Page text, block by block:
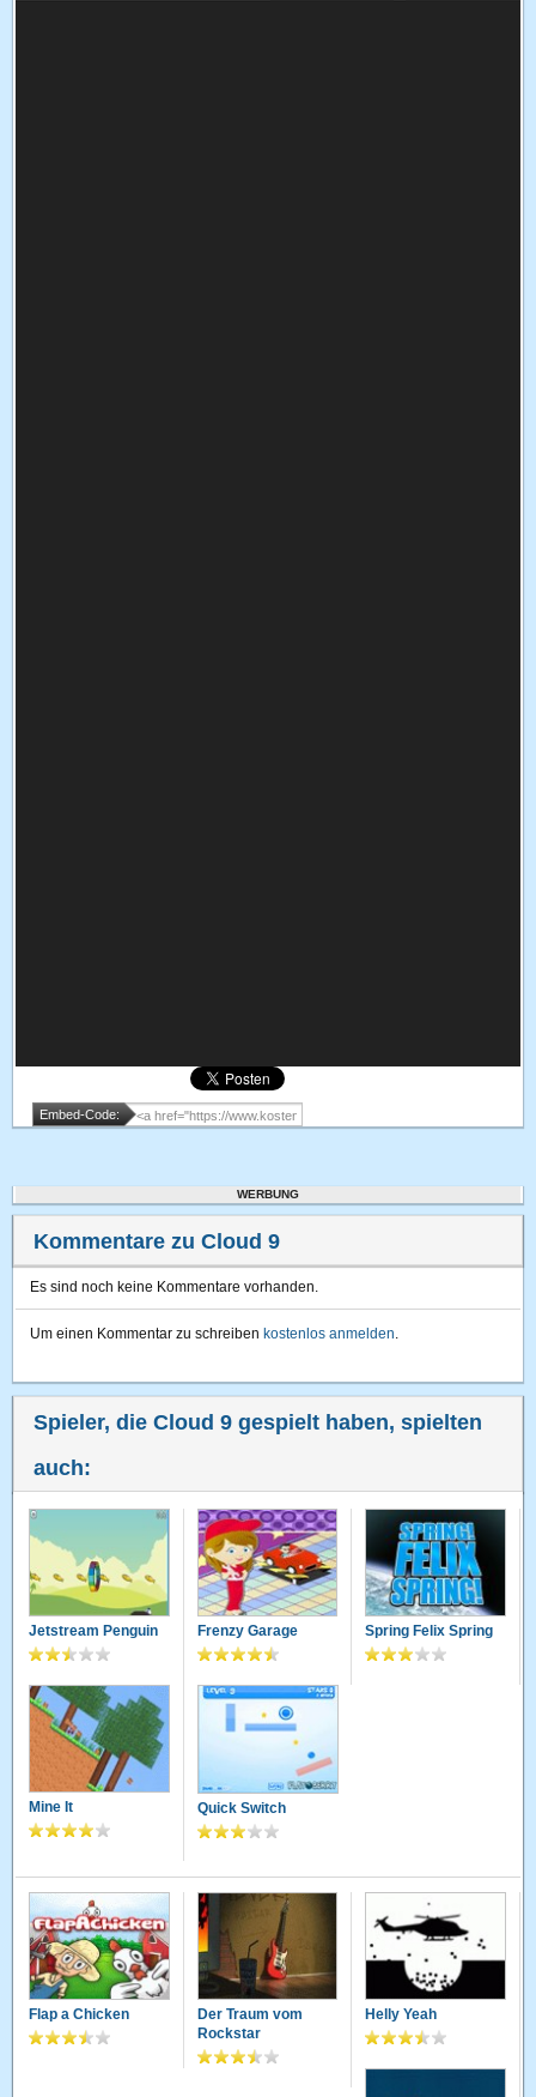
Embed-Code:
WERBUNG
Kommentare zu Cloud 9
Es sind noch keine Kommentare vorhanden.
Um einen Kommentar zu schreiben kostenlos anmelden.
Spieler, die Cloud 9 gespielt haben, spielten
auch:
Jetstream Penguin Frenzy Garage Spring Felix Spring
Mine It Quick Switch
Flap a Chicken
Der Traum vom
Rockstar
Helly Yeah